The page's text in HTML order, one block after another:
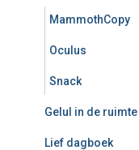
MammothCopy
Oculus
Snack
Gelul in de ruimte
Lief dagboek